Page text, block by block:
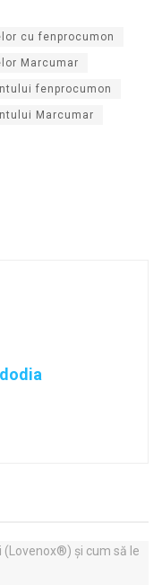
cu fenprocumon
Marcumar
fenprocumon
Marcumar